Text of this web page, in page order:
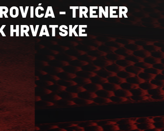
- TRENER
HRVATSKE